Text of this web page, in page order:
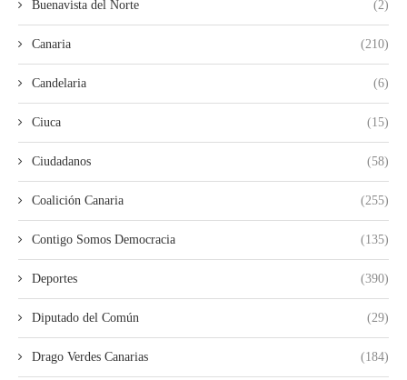
Buenavista del Norte (2)
Canaria (210)
Candelaria (6)
Ciuca (15)
Ciudadanos (58)
Coalición Canaria (255)
Contigo Somos Democracia (135)
Deportes (390)
Diputado del Común (29)
Drago Verdes Canarias (184)